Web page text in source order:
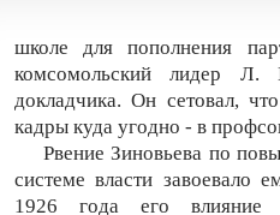
школе для пополнения
комсомольский лидер
докладчика. Он сетовал,
кадры куда угодно - в
Рвение Зиновьева по
системе власти завоевало
1926 года его влияние